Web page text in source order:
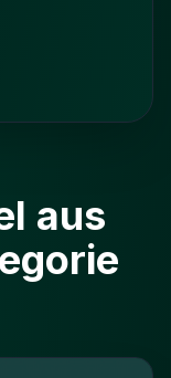
aus